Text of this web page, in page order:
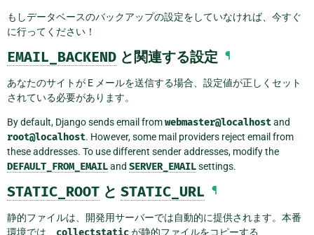
もしデータベースのバックアップの設定をしていなければ、今すぐ
に行ってください！
EMAIL_BACKEND と関連する設定 ¶
あなたのサイトが E メールを送信する場合、設定値が正しくセット
されている必要があります。
By default, Django sends email fromwebmaster@localhostand
root@localhost. However, some mail providers reject email from
these addresses. To use different sender addresses, modify the
DEFAULT_FROM_EMAILand SERVER_EMAILsettings.
STATIC_ROOT と STATIC_URL ¶
静的ファイルは、開発用サーバーでは自動的に提供されます。本番
環境では、 collectstaticが静的ファイルをコピーする